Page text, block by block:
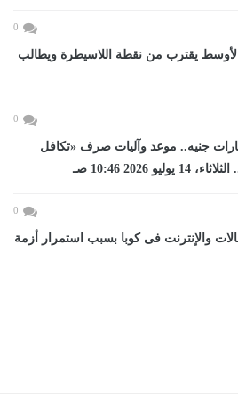
0
يقترب من نقطة اللاسيطرة ويطالب
0
تفوق 4 مليارات جنيه.. موعد وآليات صرف «تكافل
2026 10:46 صـ
0
والإنترنت فى كوبا بسبب استمرار أزمة